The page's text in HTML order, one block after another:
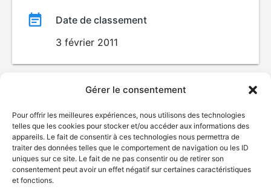
Gérer le consentement
Pour offrir les meilleures expériences, nous utilisons des technologies
telles que les cookies pour stocker et/ou accéder aux informations des
appareils. Le fait de consentir à ces technologies nous permettra de
traiter des données telles que le comportement de navigation ou les ID
uniques sur ce site. Le fait de ne pas consentir ou de retirer son
consentement peut avoir un effet négatif sur certaines caractéristiques
et fonctions.
Date de classement
3 février 2011